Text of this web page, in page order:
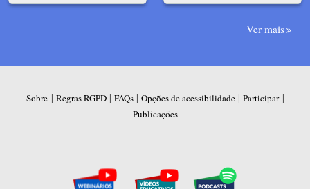
Ver mais
Sobre | Regras RGPD| FAQs| Opções de acessibilidade| Participar|
Publicações